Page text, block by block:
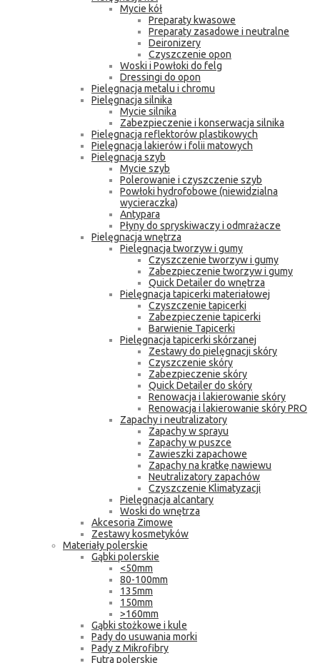
Mycie kół
Preparaty kwasowe
Preparaty zasadowe i neutralne
Deironizery
Czyszczenie opon
Woski i Powłoki do felg
Dressingi do opon
Pielęgnacja metalu i chromu
Pielęgnacja silnika
Mycie silnika
Zabezpieczenie i konserwacja silnika
Pielęgnacja reflektorów plastikowych
Pielęgnacja lakierów i folii matowych
Pielęgnacja szyb
Mycie szyb
Polerowanie i czyszczenie szyb
Powłoki hydrofobowe (niewidzialna
wycieraczka)
Antypara
Płyny do spryskiwaczy i odmrażacze
Pielęgnacja wnętrza
Pielęgnacja tworzyw i gumy
Czyszczenie tworzyw i gumy
Zabezpieczenie tworzyw i gumy
Quick Detailer do wnętrza
Pielęgnacja tapicerki materiałowej
Czyszczenie tapicerki
Zabezpieczenie tapicerki
Barwienie Tapicerki
Pielęgnacja tapicerki skórzanej
Zestawy do pielęgnacji skóry
Czyszczenie skóry
Zabezpieczenie skóry
Quick Detailer do skóry
Renowacja i lakierowanie skóry
Renowacja i lakierowanie skóry PRO
Zapachy i neutralizatory
Zapachy w sprayu
Zapachy w puszce
Zawieszki zapachowe
Zapachy na kratkę nawiewu
Neutralizatory zapachów
Czyszczenie Klimatyzacji
Pielęgnacja alcantary
Woski do wnętrza
Akcesoria Zimowe
Zestawy kosmetyków
Materiały polerskie
Gąbki polerskie
<50mm
80-100mm
135mm
150mm
>160mm
Gąbki stożkowe i kule
Pady do usuwania morki
Pady z Mikrofibry
Futra polerskie